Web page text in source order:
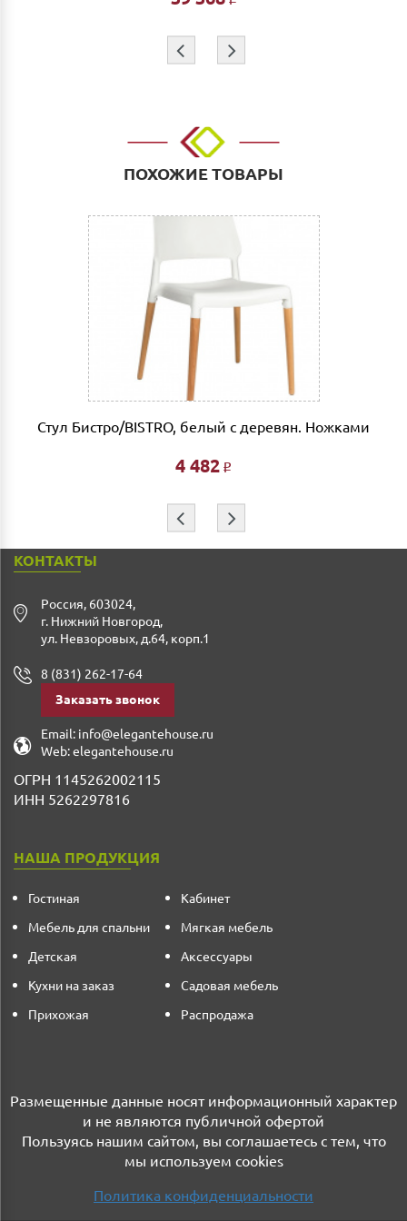
Самовывоз из г.Нижнего Новгорода. (Склад:
До транспортной компании: 700 руб. Мы работаем
такими транспортными компаниями как: ПЭК, СДЭК,
Деловые линии. Оплата услуг транспортной
Выгрузка и сборка
Подъем мебели до первого этажа или любого этажа
при наличии исправного лифта 400 руб., подъем без
лифта 200 руб/этаж.
Сборка мебели рассчитывается автоматически при
совершении заказа в интернет магазине и является
фиксированной- 3% от стоимости заказа.
Дата доставки, выгрузки и сборки обговаривается
индивидуально.
Ждем Вас в нашем салоне и желаем Вам приятных
⇦ ⇨
ПОХОЖИЕ ТОВАРЫ
⇦
Стул Бистро/BISTRO, белый с деревян. Ножками
4 482 Р
⇨
КОНТАКТЫ
Россия, 603024,
г. Нижний Новгород,
ул. Невзоровых, д.64, корп.1
8 (831) 262-17-64
Заказать звонок
Email: info@elegantehouse.ru
Web:elegantehouse.ru
ОГРН 1145262002115
ИНН 5262297816
НАША ПРОДУКЦИЯ
Гостиная
Мебель для спальни
Детская
Кухни на заказ
Прихожая
Кабинет
Мягкая мебель
Аксессуары
Садовая мебель
Распродажа
Размещенные данные носят информационный характер
и не являются публичной офертой
Пользуясь нашим сайтом, вы соглашаетесь с тем, что
мы используем cookies
Политика конфиденциальности